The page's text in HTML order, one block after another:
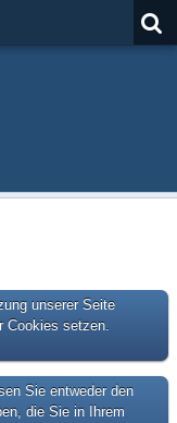
unserer Seite
Cookies setzen.
Sie entweder den
die Sie in Ihrem